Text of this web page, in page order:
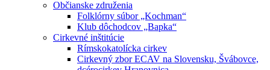
Občianske združenia
Folklórny súbor „Kochman“
Klub dôchodcov „Bapka“
Cirkevné inštitúcie
Rímskokatolícka cirkev
Cirkevný zbor ECAV na Slovensku, Švábovce,